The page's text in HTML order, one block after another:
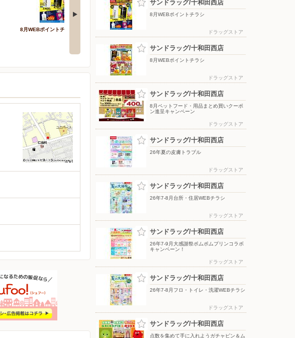
8月WEBポイントチラシ 8月2週目 8月健康レシピ情報
サンドラッグ/十和田西店
8月WEBポイントチラシ
ドラッグストア
サンドラッグ/十和田西店
8月WEBポイントチラシ
ドラッグストア
サンドラッグ/十和田西店
8月ペットフード・用品まとめ買いクーポ
ン進呈キャンペーン
ドラッグストア
サンドラッグ/十和田西店
26年夏の皮膚トラブル
ドラッグストア
サンドラッグ/十和田西店
26年7-8月台所・住居WEBチラシ
ドラッグストア
サンドラッグ/十和田西店
26年7-9月大感謝祭ポムポムプリンコラボ
キャンペーン！
ドラッグストア
サンドラッグ/十和田西店
26年7-8月フロ・トイレ・洗濯WEBチラシ
ドラッグストア
サンドラッグ/十和田西店
点数を集めて手に入れようガチャピン＆ム